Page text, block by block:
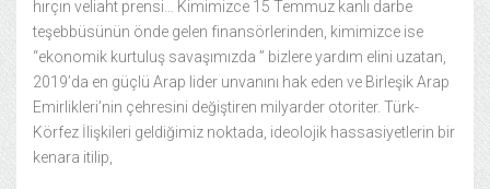
hırçın veliaht prensi… Kimimizce 15 Temmuz kanlı darbe
teşebbüsünün önde gelen finansörlerinden, kimimizce ise
“ekonomik kurtuluş savaşımızda ” bizlere yardım elini uzatan,
2019’da en güçlü Arap lider unvanını hak eden ve Birleşik Arap
Emirlikleri’nin çehresini değiştiren milyarder otoriter. Türk-
Körfez İlişkileri geldiğimiz noktada, ideolojik hassasiyetlerin bir
kenara itilip,